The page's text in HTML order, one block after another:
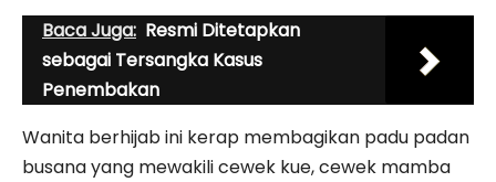
Baca Juga: Resmi Ditetapkan
sebagai Tersangka Kasus
Penembakan
Wanita berhijab ini kerap membagikan padu padan
busana yang mewakili cewek kue, cewek mamba